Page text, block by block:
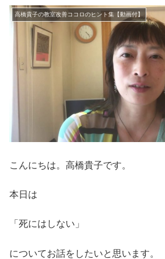
高橋貴子の教室改善ココロのヒント集【動画付】
こんにちは。高橋貴子です。
本日は
「死にはしない」
についてお話をしたいと思います。